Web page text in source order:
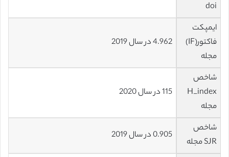
doi
ایمپکت
فاکتور(IF)
مجله
4.962 در سال 2019
شاخص
H_index
مجله
115 در سال 2020
شاخص
SJR مجله
0.905 در سال 2019